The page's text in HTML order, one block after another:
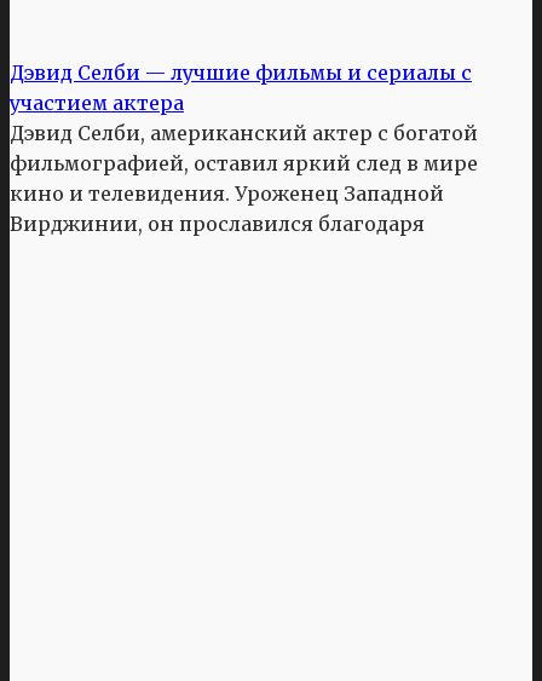
Дэвид Селби — лучшие фильмы и сериалы с
участием актера
Дэвид Селби, американский актер с богатой
фильмографией, оставил яркий след в мире
кино и телевидения. Уроженец Западной
Вирджинии, он прославился благодаря